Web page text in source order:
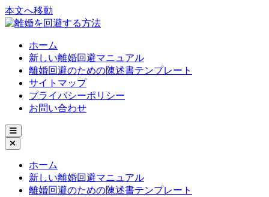
本文へ移動
ホーム
新しい離婚回避マニュアル
離婚回避のための陳述書テンプレート
サイトマップ
プライバシーポリシー
お問い合わせ
ホーム
新しい離婚回避マニュアル
離婚回避のための陳述書テンプレート